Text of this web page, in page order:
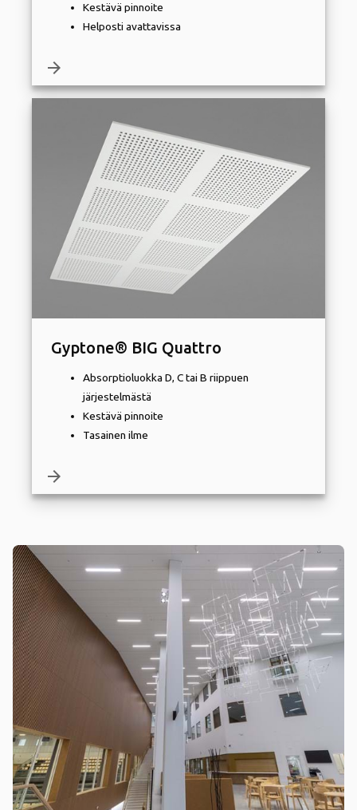
Kestävä pinnoite
Helposti avattavissa
arrow_forward
Gyptone® BIG Quattro
Absorptioluokka D, C tai B riippuen
järjestelmästä
Kestävä pinnoite
Tasainen ilme
arrow_forward